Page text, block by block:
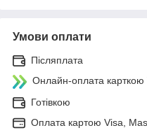
Умови оплати
Післяплата
Онлайн-оплата
Готівкою
Оплата картою Visa,